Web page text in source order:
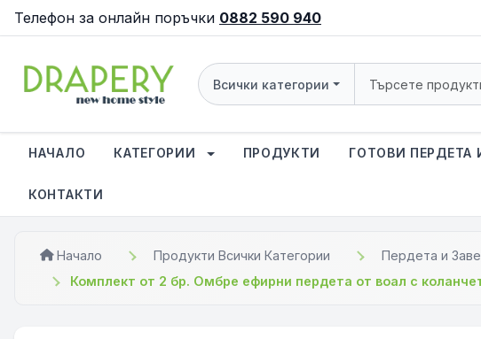
Телефон за онлайн поръчки 0882 590 940
Всички категории
НАЧАЛО КАТЕГОРИИ ПРОДУКТИ ГОТОВИ ПЕРДЕТА
КОНТАКТИ
Начало Продукти Всички Категории
Пердета и
Комплект от 2 бр. Омбре ефирни пердета от воал с